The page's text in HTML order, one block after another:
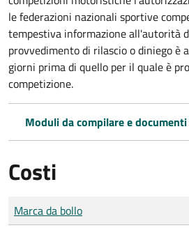
le federazioni nazionali sportive
tempestiva informazione all'autorità
provvedimento di rilascio o diniego è
giorni prima di quello per il quale è
competizione.
Moduli da compilare e
Costi
Tipo di pagamento
Importo
Marca da bollo